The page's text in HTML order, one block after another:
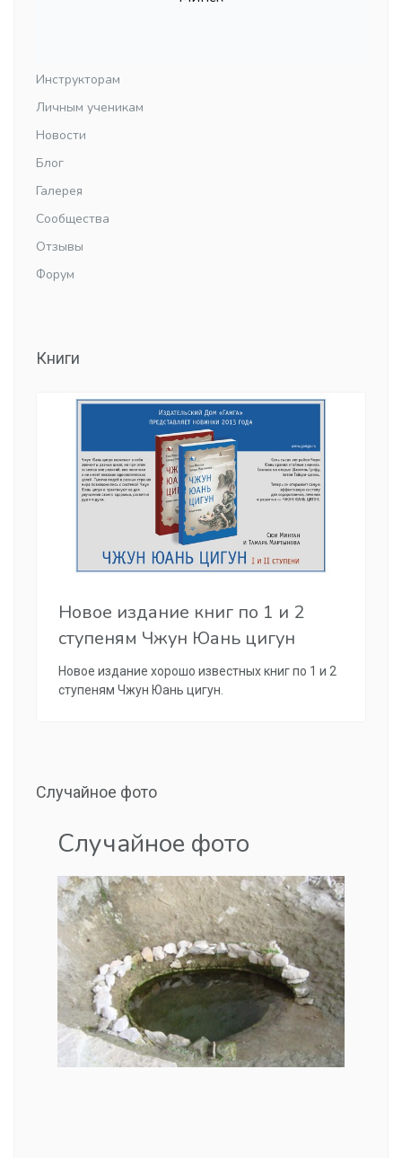
Инструкторам
Личным ученикам
Новости
Блог
Галерея
Сообщества
Отзывы
Форум
Книги
Новое издание книг по 1 и 2
ступеням Чжун Юань цигун
Новое издание хорошо известных книг по 1 и 2
ступеням Чжун Юань цигун.
Случайное фото
Случайное фото